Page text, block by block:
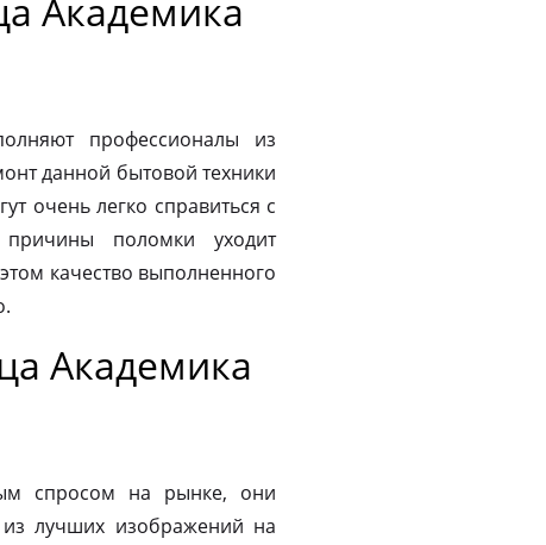
Академика
профессионалы из
данной бытовой техники
очень легко справиться с
поломки уходит
качество выполненного
Академика
спросом на рынке, они
лучших изображений на